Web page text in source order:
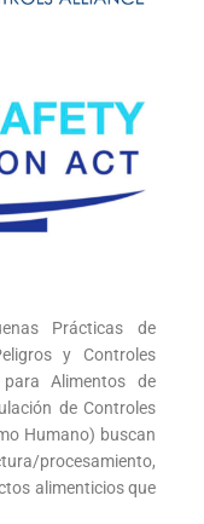
Prácticas de
y Controles
Alimentos de
de Controles
Humano) buscan
procesamiento,
alimenticios que